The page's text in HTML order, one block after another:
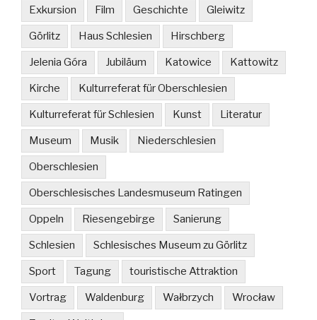
Exkursion Film Geschichte Gleiwitz
Görlitz Haus Schlesien Hirschberg
Jelenia Góra Jubiläum Katowice Kattowitz
Kirche Kulturreferat für Oberschlesien
Kulturreferat für Schlesien Kunst Literatur
Museum Musik Niederschlesien
Oberschlesien
Oberschlesisches Landesmuseum Ratingen
Oppeln Riesengebirge Sanierung
Schlesien Schlesisches Museum zu Görlitz
Sport Tagung touristische Attraktion
Vortrag Waldenburg Wałbrzych Wrocław